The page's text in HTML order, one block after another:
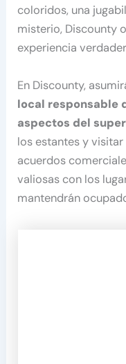
coloridos, una
misterio, Discounty
experiencia
En Discounty,
local responsable
aspectos del
los estantes y
acuerdos
valiosas con los
mantendrán